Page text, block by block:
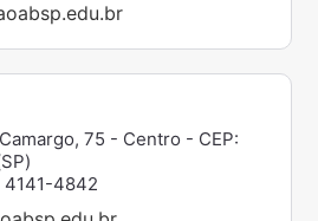
75 - Centro - CEP:
4141-4842